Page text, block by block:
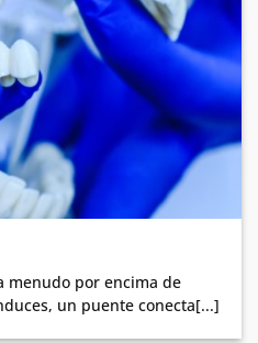
menudo por encima de
un puente conecta[...]